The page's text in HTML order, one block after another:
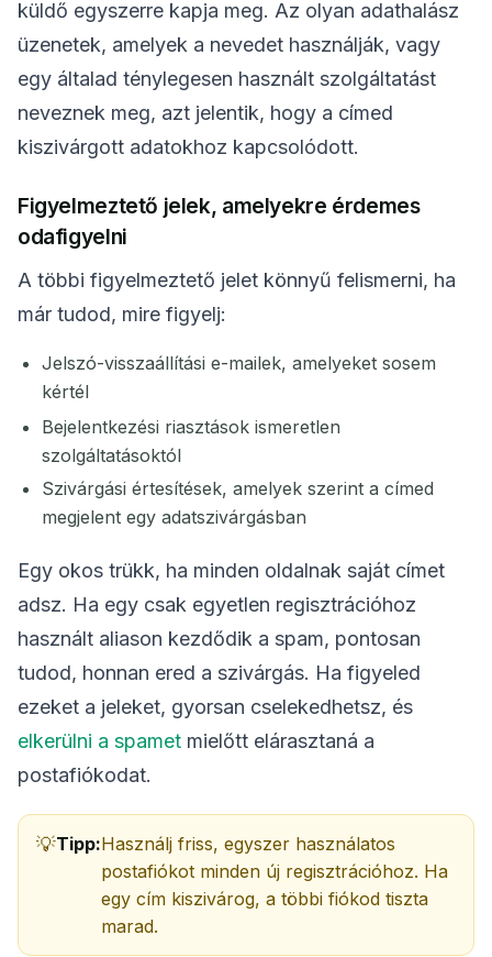
küldő egyszerre kapja meg. Az olyan adathalász
üzenetek, amelyek a nevedet használják, vagy
egy általad ténylegesen használt szolgáltatást
neveznek meg, azt jelentik, hogy a címed
kiszivárgott adatokhoz kapcsolódott.
Figyelmeztető jelek, amelyekre érdemes
odafigyelni
A többi figyelmeztető jelet könnyű felismerni, ha
már tudod, mire figyelj:
Jelszó-visszaállítási e-mailek, amelyeket sosem
kértél
Bejelentkezési riasztások ismeretlen
szolgáltatásoktól
Szivárgási értesítések, amelyek szerint a címed
megjelent egy adatszivárgásban
Egy okos trükk, ha minden oldalnak saját címet
adsz. Ha egy csak egyetlen regisztrációhoz
használt aliason kezdődik a spam, pontosan
tudod, honnan ered a szivárgás. Ha figyeled
ezeket a jeleket, gyorsan cselekedhetsz, és
elkerülni a spamet mielőtt elárasztaná a
postafiókodat.
Tipp:Használj friss, egyszer használatos
postafiókot minden új regisztrációhoz. Ha
egy cím kiszivárog, a többi fiókod tiszta
marad.